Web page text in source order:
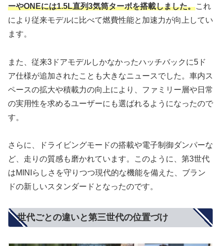
ーやONEには1.5L直列3気筒ターボを搭載しました。これ
により従来モデルに比べて燃費性能と加速力が向上してい
ます。
また、従来3ドアモデルしかなかったハッチバックに5ド
ア仕様が追加されたことも大きなニュースでした。車内ス
ペースの拡大や積載力の向上により、ファミリー層や日常
の実用性を求めるユーザーにも選ばれるようになったので
す。
さらに、ドライビングモードの搭載や電子制御ダンパーな
ど、走りの質感も磨かれています。このように、第3世代
はMINIらしさを守りつつ現代的な機能を備えた、ブラン
ドの新しいスタンダードとなったのです。
世代ごとの違いと第三世代の位置づけ